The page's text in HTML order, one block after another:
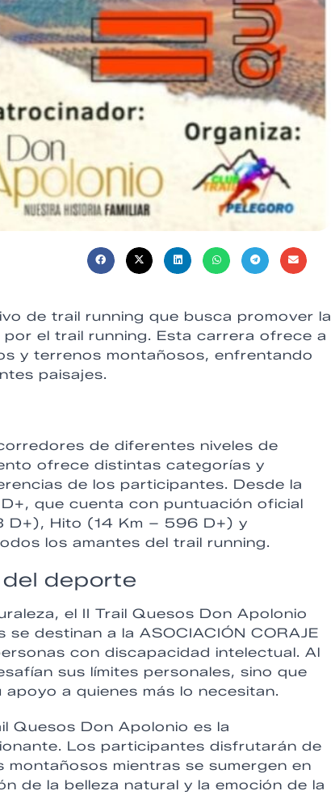
de trail running que busca promover la
el trail running. Esta carrera ofrece a
y terrenos montañosos, enfrentando
paisajes.
de diferentes niveles de
ofrece distintas categorías y
de los participantes. Desde la
que cuenta con puntuación oficial
D+), Hito (14 Km – 596 D+) y
los amantes del trail running.
deporte
el II Trail Quesos Don Apolonio
destinan a la ASOCIACIÓN CORAJE
con discapacidad intelectual. Al
sus límites personales, sino que
a quienes más lo necesitan.
Quesos Don Apolonio es la
Los participantes disfrutarán de
mientras se sumergen en
de la belleza natural y la emoción de la